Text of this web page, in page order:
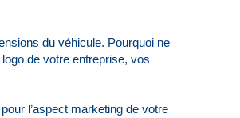
du véhicule. Pourquoi ne
de votre entreprise, vos
l’aspect marketing de votre